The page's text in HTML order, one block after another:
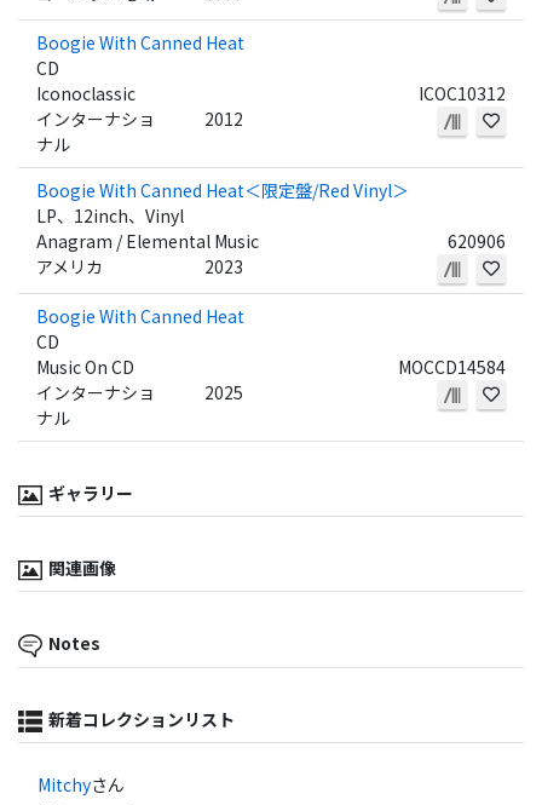
Boogie With Canned Heat
CD
Iconoclassic
ICOC10312
インターナショ
ナル
2012
Boogie With Canned Heat＜限定盤/Red Vinyl＞
LP、12inch、Vinyl
Anagram / Elemental Music
620906
アメリカ
2023
Boogie With Canned Heat
CD
Music On CD
MOCCD14584
インターナショ
ナル
2025
ギャラリー
関連画像
Notes
新着コレクションリスト
Mitchyさん